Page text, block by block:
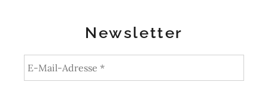
Newsletter